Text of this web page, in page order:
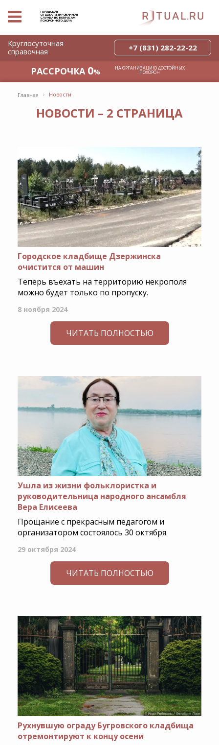
ГОРОДСКАЯ
СПЕЦИАЛИЗИРОВАННАЯ
СЛУЖБА ПО ВОПРОСАМ
ПОХОРОННОГО ДЕЛА
РАССРОЧКА 0% НА ОРГАНИЗАЦИЮ ДОСТОЙНЫХ
ПОХОРОН
Главная › Новости
НОВОСТИ – 2 СТРАНИЦА
Городское кладбище Дзержинска
очистится от машин
Теперь въехать на территорию некрополя
можно будет только по пропуску.
8 ноября 2024
ЧИТАТЬ ПОЛНОСТЬЮ
Ушла из жизни фольклористка и
руководительница народного ансамбля
Вера Елисеева
Прощание с прекрасным педагогом и
организатором состоялось 30 октября
29 октября 2024
ЧИТАТЬ ПОЛНОСТЬЮ
Рухнувшую ограду Бугровского кладбища
отремонтируют к концу осени
Круглосуточная
справочная
+7 (831) 282-22-22